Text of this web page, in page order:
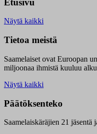
Etusivu
Näytä kaikki
Tietoa meistä
Saamelaiset ovat Euroopan
miljoonaa ihmistä kuuluu
Näytä kaikki
Päätöksenteko
Saamelaiskäräjien 21 jäsentä